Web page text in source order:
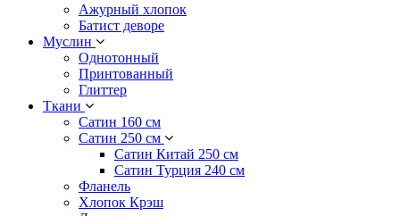
Ажурный хлопок
Батист деворе
Муслин
Однотонный
Принтованный
Глиттер
Ткани
Сатин 160 см
Сатин 250 см
Сатин Китай 250 см
Сатин Турция 240 см
Фланель
Хлопок Крэш